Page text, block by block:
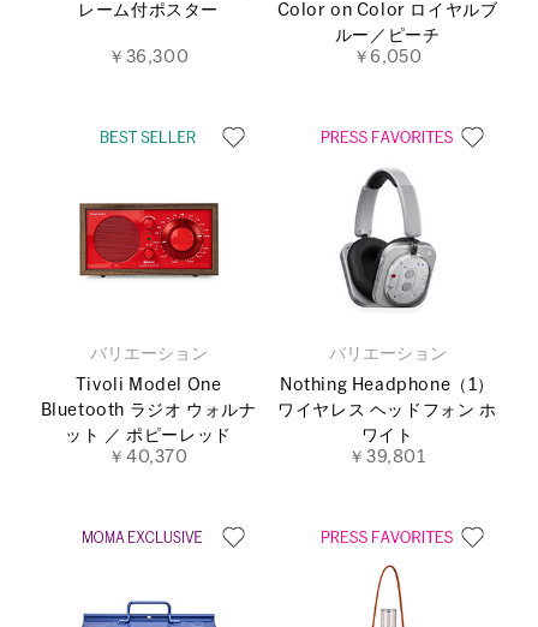
レーム付ポスター
￥36,300
Color on Color ロイヤルブ
ルー／ピーチ
￥6,050
バリエーション
Tivoli Model One
Bluetooth ラジオ ウォルナ
ット ／ ポピーレッド
￥40,370
バリエーション
Nothing Headphone（1）
ワイヤレス ヘッドフォン ホ
ワイト
￥39,801